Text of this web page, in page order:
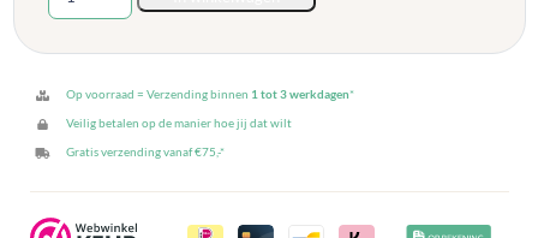
Voetenzak
Buggy
-
Grey
Grijs
Op voorraad = Verzending binnen 1 tot 3 werkdagen*
Veilig betalen op de manier hoe jij dat wilt
Gratis verzending vanaf €75,-*